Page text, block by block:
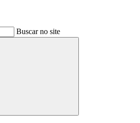
Buscar no site
Buscar